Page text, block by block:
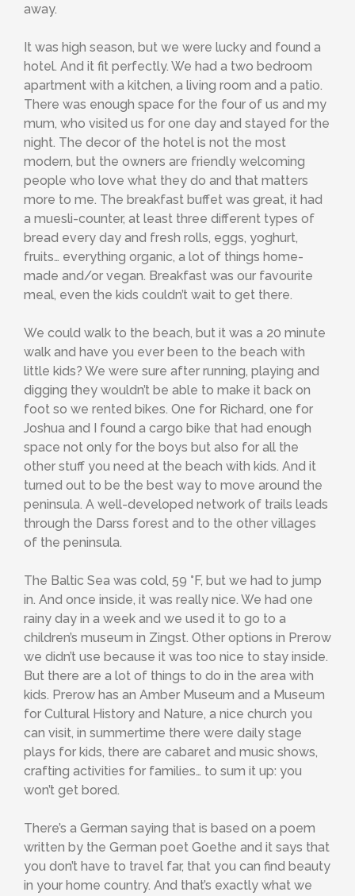
away.
It was high season, but we were lucky and found a
hotel. And it fit perfectly. We had a two bedroom
apartment with a kitchen, a living room and a patio.
There was enough space for the four of us and my
mum, who visited us for one day and stayed for the
night. The decor of the hotel is not the most
modern, but the owners are friendly welcoming
people who love what they do and that matters
more to me. The breakfast buffet was great, it had
a muesli-counter, at least three different types of
bread every day and fresh rolls, eggs, yoghurt,
fruits… everything organic, a lot of things home-
made and/or vegan. Breakfast was our favourite
meal, even the kids couldn’t wait to get there.
We could walk to the beach, but it was a 20 minute
walk and have you ever been to the beach with
little kids? We were sure after running, playing and
digging they wouldn’t be able to make it back on
foot so we rented bikes. One for Richard, one for
Joshua and I found a cargo bike that had enough
space not only for the boys but also for all the
other stuff you need at the beach with kids. And it
turned out to be the best way to move around the
peninsula. A well-developed network of trails leads
through the Darss forest and to the other villages
of the peninsula.
The Baltic Sea was cold, 59 °F, but we had to jump
in. And once inside, it was really nice. We had one
rainy day in a week and we used it to go to a
children’s museum in Zingst. Other options in Prerow
we didn’t use because it was too nice to stay inside.
But there are a lot of things to do in the area with
kids. Prerow has an Amber Museum and a Museum
for Cultural History and Nature, a nice church you
can visit, in summertime there were daily stage
plays for kids, there are cabaret and music shows,
crafting activities for families… to sum it up: you
won’t get bored.
There’s a German saying that is based on a poem
written by the German poet Goethe and it says that
you don’t have to travel far, that you can find beauty
in your home country. And that’s exactly what we